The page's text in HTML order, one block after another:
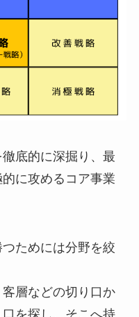
底的に深掘り、最
に攻めるコア事業
ためには分野を絞
層などの切り口か